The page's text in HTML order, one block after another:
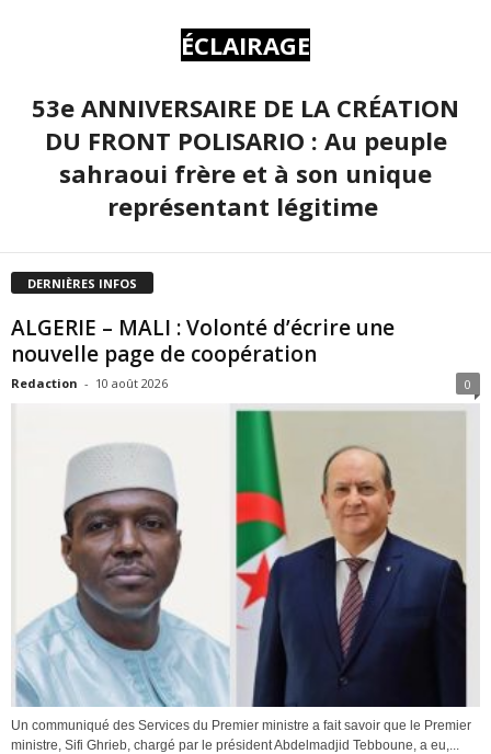
ÉCLAIRAGE
53e ANNIVERSAIRE DE LA CRÉATION
DU FRONT POLISARIO : Au peuple
sahraoui frère et à son unique
représentant légitime
DERNIÈRES INFOS
ALGERIE – MALI : Volonté d’écrire une
nouvelle page de coopération
Redaction - 10 août 2026 0
Un communiqué des Services du Premier ministre a fait savoir que le Premier
ministre, Sifi Ghrieb, chargé par le président Abdelmadjid Tebboune, a eu,...